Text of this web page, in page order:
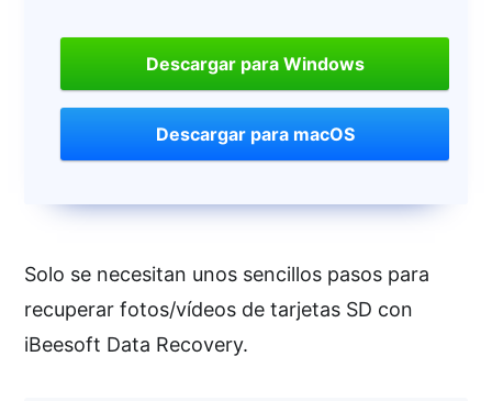
Descargar para Windows
Descargar para macOS
Solo se necesitan unos sencillos pasos para
recuperar fotos/vídeos de tarjetas SD con
iBeesoft Data Recovery.